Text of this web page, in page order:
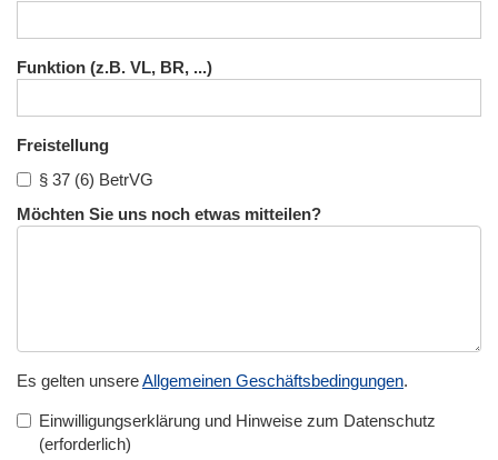
Funktion (z.B. VL, BR, ...)
Freistellung
§ 37 (6) BetrVG
Möchten Sie uns noch etwas mitteilen?
Es gelten unsereAllgemeinen Geschäftsbedingungen.
Einwilligungserklärung und Hinweise zum Datenschutz